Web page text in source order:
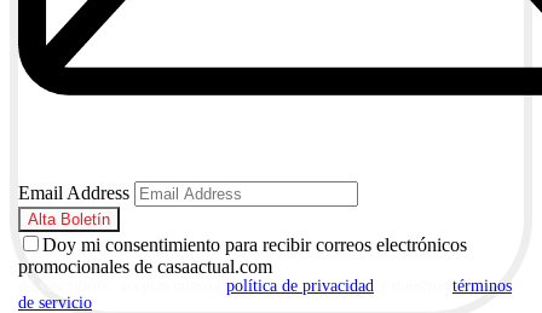
Email Address
Doy mi consentimiento para recibir correos electrónicos
promocionales de casaactual.com
política de privacidad
términos
de servicio